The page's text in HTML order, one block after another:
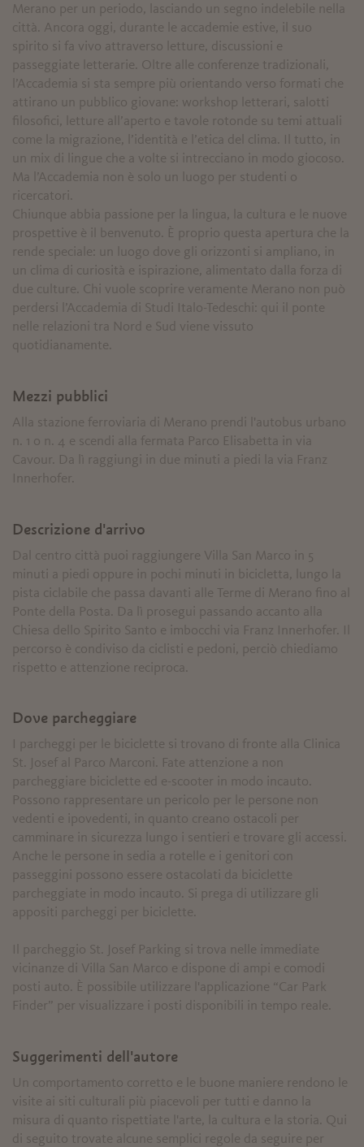
Merano per un periodo, lasciando un segno indelebile nella
città. Ancora oggi, durante le accademie estive, il suo
spirito si fa vivo attraverso letture, discussioni e
passeggiate letterarie. Oltre alle conferenze tradizionali,
l’Accademia si sta sempre più orientando verso formati che
attirano un pubblico giovane: workshop letterari, salotti
filosofici, letture all’aperto e tavole rotonde su temi attuali
come la migrazione, l’identità e l’etica del clima. Il tutto, in
un mix di lingue che a volte si intrecciano in modo giocoso.
Ma l’Accademia non è solo un luogo per studenti o
ricercatori.
Chiunque abbia passione per la lingua, la cultura e le nuove
prospettive è il benvenuto. È proprio questa apertura che la
rende speciale: un luogo dove gli orizzonti si ampliano, in
un clima di curiosità e ispirazione, alimentato dalla forza di
due culture. Chi vuole scoprire veramente Merano non può
perdersi l’Accademia di Studi Italo-Tedeschi: qui il ponte
nelle relazioni tra Nord e Sud viene vissuto
quotidianamente.
Mezzi pubblici
Alla stazione ferroviaria di Merano prendi l'autobus urbano
n. 1 o n. 4 e scendi alla fermata Parco Elisabetta in via
Cavour. Da lì raggiungi in due minuti a piedi la via Franz
Innerhofer.
Descrizione d'arrivo
Dal centro città puoi raggiungere Villa San Marco in 5
minuti a piedi oppure in pochi minuti in bicicletta, lungo la
pista ciclabile che passa davanti alle Terme di Merano fino al
Ponte della Posta. Da lì prosegui passando accanto alla
Chiesa dello Spirito Santo e imbocchi via Franz Innerhofer. Il
percorso è condiviso da ciclisti e pedoni, perciò chiediamo
rispetto e attenzione reciproca.
Dove parcheggiare
I parcheggi per le biciclette si trovano di fronte alla Clinica
St. Josef al Parco Marconi. Fate attenzione a non
parcheggiare biciclette ed e-scooter in modo incauto.
Possono rappresentare un pericolo per le persone non
vedenti e ipovedenti, in quanto creano ostacoli per
camminare in sicurezza lungo i sentieri e trovare gli accessi.
Anche le persone in sedia a rotelle e i genitori con
passeggini possono essere ostacolati da biciclette
parcheggiate in modo incauto. Si prega di utilizzare gli
appositi parcheggi per biciclette.
Il parcheggio St. Josef Parking si trova nelle immediate
vicinanze di Villa San Marco e dispone di ampi e comodi
posti auto. È possibile utilizzare l'applicazione “Car Park
Finder” per visualizzare i posti disponibili in tempo reale.
Suggerimenti dell'autore
Un comportamento corretto e le buone maniere rendono le
visite ai siti culturali più piacevoli per tutti e danno la
misura di quanto rispettiate l'arte, la cultura e la storia. Qui
di seguito trovate alcune semplici regole da seguire per